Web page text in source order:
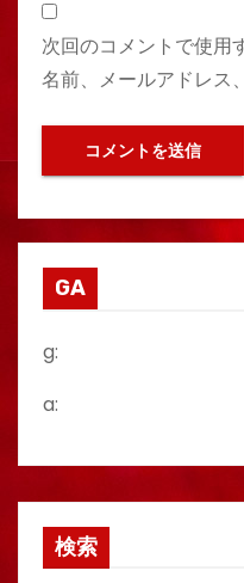
次回のコメントで使用
名前、メールアドレス
GA
g:
a:
検索